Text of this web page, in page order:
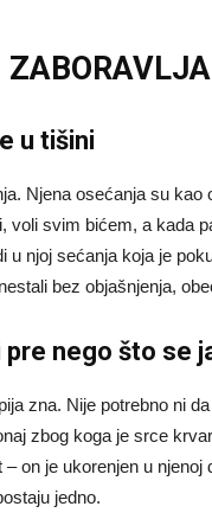
u tišini
Njena osećanja su
voli svim bićem, a kada
u njoj sećanja koja je
bez objašnjenja,
nego što se
zna. Nije potrebno ni
zbog koga je srce
on je ukorenjen u
jedno.